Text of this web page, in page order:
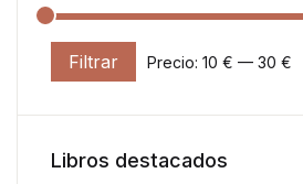
Precio mínimo
Precio máximo
Filtrar Precio: 10 € — 30 €
Libros destacados